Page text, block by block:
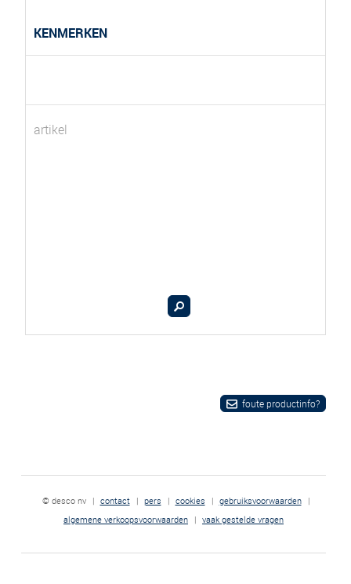
KENMERKEN
artikel
foute productinfo?
© desco nv | contact | pers | cookies | gebruiksvoorwaarden
|
algemene verkoopsvoorwaarden | vaak gestelde vragen